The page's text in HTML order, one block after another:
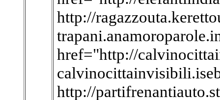
http://
href="http://
http://